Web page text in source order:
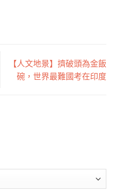
【人文地景】擠破頭為金飯
碗，世界最難國考在印度